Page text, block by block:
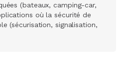
(bateaux, camping-car,
où la sécurité de
(sécurisation, signalisation,